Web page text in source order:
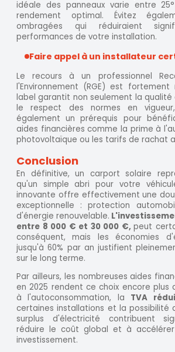
idéale des panneaux varie entre
rendement optimal. Évitez
ombragées qui réduiraient
performances de votre installation.
Faire appel à un installateur
Le recours à un professionnel
l'Environnement (RGE) est fortement
label garantit non seulement la
le respect des normes en
également un prérequis pour
aides financières comme la prime à
photovoltaïque ou les tarifs de rachat
Conclusion
En définitive, un carport solaire
qu'un simple abri pour votre
innovante offre effectivement une
exceptionnelle : protection
d'énergie renouvelable.
entre 8 000 € et 30 000 €, peut
conséquent, mais les économies
jusqu'à 60% par an justifient
sur le long terme.
Par ailleurs, les nombreuses aides
en 2025 rendent ce choix encore plus
à l'autoconsommation, la TVA
certaines installations et la possibilité
surplus d'électricité contribuent
réduire le coût global et à
investissement.